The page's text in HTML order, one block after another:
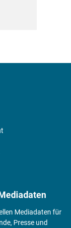
Mediadaten für
Presse und